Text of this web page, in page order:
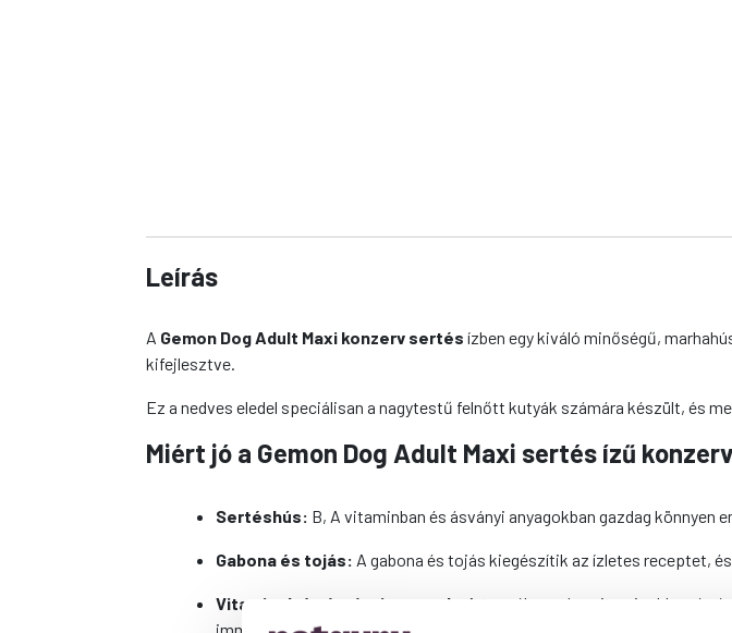
Leírás
A Gemon Dog Adult Maxi konzerv sertés ízben egy kiváló minőségű,
kifejlesztve.
Ez a nedves eledel speciálisan a nagytestű felnőtt kutyák számára készült, és
Miért jó a Gemon Dog Adult Maxi sertés ízű konzerv
Sertéshús: B, A vitaminban és ásványi anyagokban gazdag könnyen
Gabona és tojás: A gabona és tojás kiegészítik az ízletes receptet,
Vitaminok és ásványi anyagok:
A termék gazdag vitaminokban és